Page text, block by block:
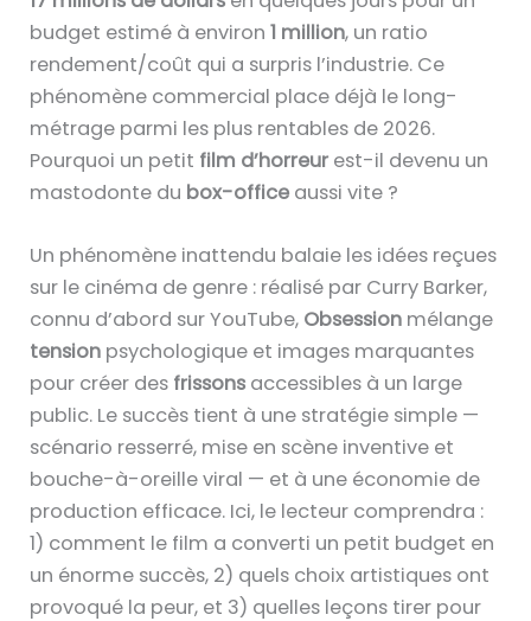
budget estimé à environ1 million, un ratio
rendement/coût qui a surpris l’industrie. Ce
phénomène commercial place déjà le long-
métrage parmi les plus rentables de 2026.
Pourquoi un petit film d’horreur est-il devenu un
mastodonte du box-office aussi vite ?
Un phénomène inattendu balaie les idées reçues
sur le cinéma de genre : réalisé par Curry Barker,
connu d’abord sur YouTube, Obsession mélange
tension psychologique et images marquantes
pour créer des frissons accessibles à un large
public. Le succès tient à une stratégie simple —
scénario resserré, mise en scène inventive et
bouche-à-oreille viral — et à une économie de
production efficace. Ici, le lecteur comprendra :
1) comment le film a converti un petit budget en
un énorme succès, 2) quels choix artistiques ont
provoqué la peur, et 3) quelles leçons tirer pour